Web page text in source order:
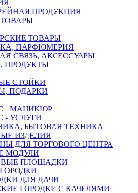
ПРОДУКЦИЯ
ТОВАРЫ
ПАРФЮМЕРИЯ
СВЯЗЬ, АКСЕССУАРЫ
ПРОДУКТЫ
СТОЙКИ
ПОДАРКИ
- МАНИКЮР
- УСЛУГИ
БЫТОВАЯ ТЕХНИКА
ИЗДЕЛИЯ
ДЛЯ ТОРГОВОГО ЦЕНТРА
МОДУЛИ
ПЛОЩАДКИ
ДЛЯ ДАЧИ
ГОРОДКИ С КАЧЕЛЯМИ